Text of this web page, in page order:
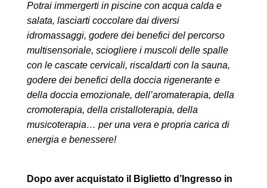
Potrai immergerti in piscine con acqua calda e
salata, lasciarti coccolare dai diversi
idromassaggi, godere dei benefici del percorso
multisensoriale, sciogliere i muscoli delle spalle
con le cascate cervicali, riscaldarti con la sauna,
godere dei benefici della doccia rigenerante e
della doccia emozionale, dell’aromaterapia, della
cromoterapia, della cristalloterapia, della
musicoterapia… per una vera e propria carica di
energia e benessere!
Dopo aver acquistato il Biglietto d’Ingresso in